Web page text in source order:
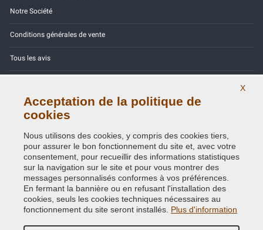
Notre Société
Conditions générales de vente
Tous les avis
Contactez-nous
Politique de confidentialité - RGPD
Copyright © 2014 - 2026. All Rights Reserved.
X
Acceptation de la politique de
cookies
Nous utilisons des cookies, y compris des cookies tiers,
pour assurer le bon fonctionnement du site et, avec votre
consentement, pour recueillir des informations statistiques
sur la navigation sur le site et pour vous montrer des
messages personnalisés conformes à vos préférences.
En fermant la bannière ou en refusant l'installation des
cookies, seuls les cookies techniques nécessaires au
fonctionnement du site seront installés. Plus d'information